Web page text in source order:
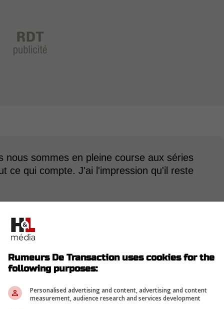
nous sommes en pleine course aux séries
ce qui compte. J'ai l'impression qu'il reste
-
dont six points à ses deux derniers, il
Calder, remis au meilleur joueur recrue de la
Rumeurs De Transaction uses cookies for the
following purposes:
Personalised advertising and content, advertising and content
measurement, audience research and services development